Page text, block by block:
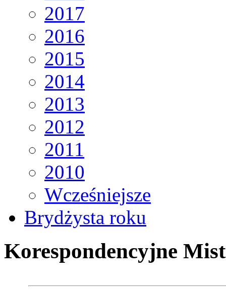
2017
2016
2015
2014
2013
2012
2011
2010
Wcześniejsze
Brydżysta roku
Korespondencyjne